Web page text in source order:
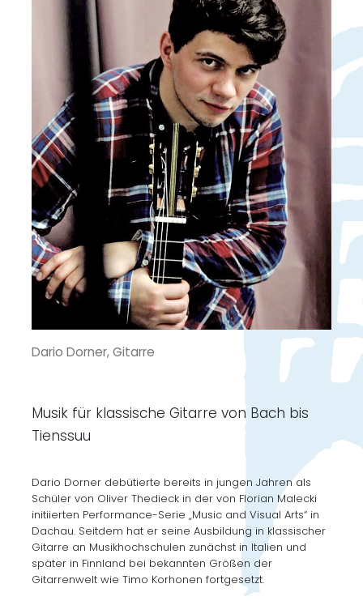
Dario Dorner, Gitarre
Musik für klassische Gitarre von Bach bis
Tienssuu
Dario Dorner debütierte bereits in jungen Jahren als
Schüler von Oliver Thedieck in der von Florian Malecki
initiierten Performance-Serie „Music and Visual Arts“ in
Dachau. Seitdem hat er seine Ausbildung in klassischer
Gitarre an Musikhochschulen zunächst in Italien und
später in Finnland bei bekannten Größen der
Gitarrenwelt wie Timo Korhonen fortgesetzt.